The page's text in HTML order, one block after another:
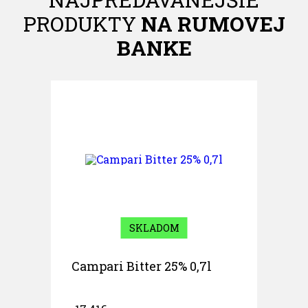
PRODUKTY NA RUMOVEJ
BANKE
SKLADOM
Campari Bitter 25% 0,7l